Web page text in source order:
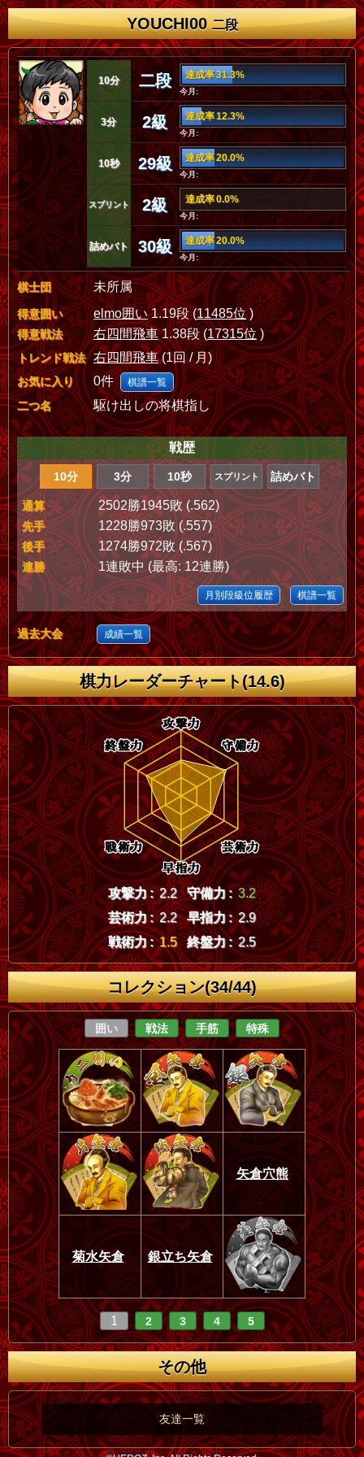
YOUCHI00二段
10分 二段 達成率 31.3%
今月:
3分 2級 達成率 12.3%
今月:
10秒 29級 達成率 20.0%
今月:
スプリント 2級 達成率 0.0%
今月:
詰めバト 30級 達成率 20.0%
今月:
棋士団 未所属
得意囲い elmo囲い1.19段 (11485位)
得意戦法 右四間飛車1.38段 (17315位 )
トレンド戦法 右四間飛車(1回 / 月)
お気に入り 0件 棋譜一覧
二つ名 駆け出しの将棋指し
戦歴
10分 3分 10秒 スプリント 詰めバト
通算 2502勝1945敗 (.562)
先手 1228勝973敗 (.557)
後手 1274勝972敗 (.567)
連勝 1連敗中 (最高: 12連勝)
月別段級位履歴 棋譜一覧
過去大会 成績一覧
棋力レーダーチャート(14.6)
攻撃力 : 2.2 守備力 : 3.2
芸術力 : 2.2 早指力 : 2.9
戦術力 : 1.5 終盤力 : 2.5
コレクション(34/44)
囲い 戦法 手筋 特殊
矢倉穴熊
菊水矢倉 銀立ち矢倉
1 2 3 4 5
その他
友達一覧